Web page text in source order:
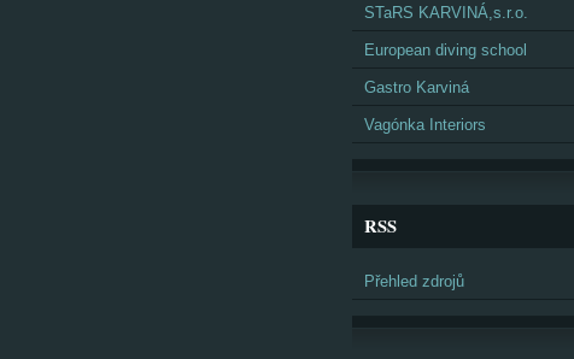
STaRS KARVINÁ,s.r.o.
European diving school
Gastro Karviná
Vagónka Interiors
RSS
Přehled zdrojů